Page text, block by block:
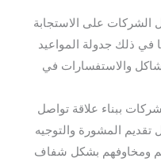
الشركات على الاستجابة
في ذلك جدولة المواعيد
والاستفسارات في
ببناء علاقة تواصل
تقديم المشورة والتوجيه
ومخاوفهم بشكل شفاف